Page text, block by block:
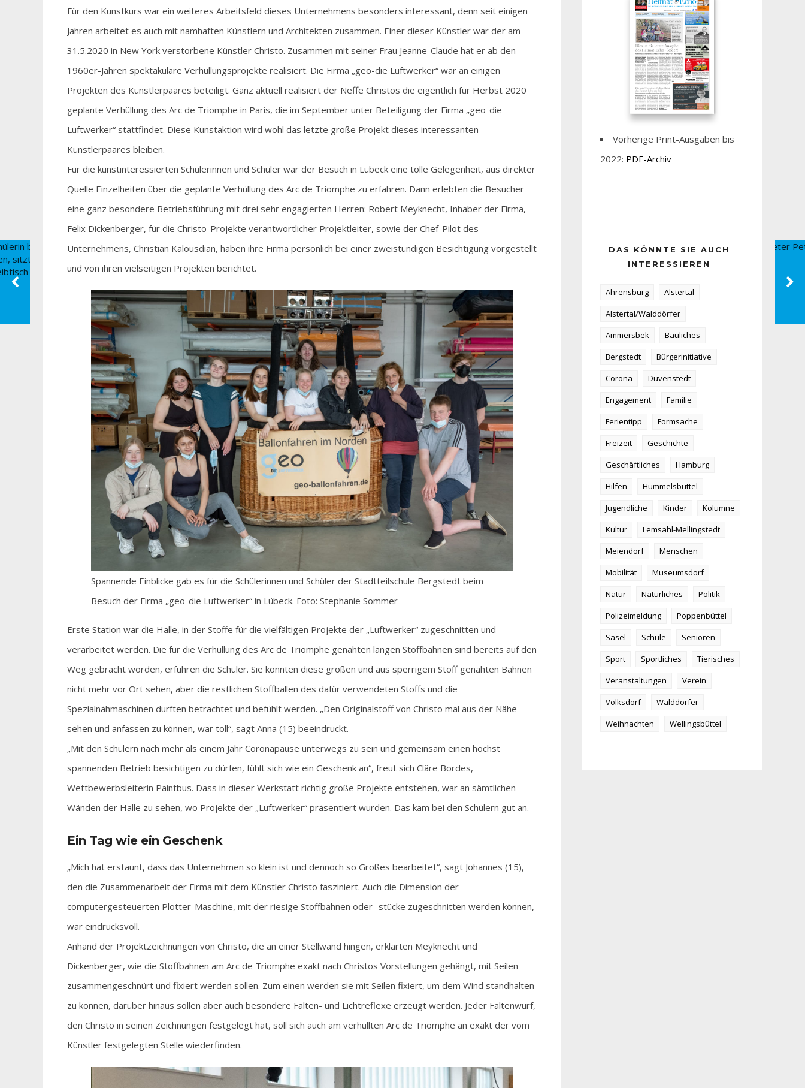
Für den Kunstkurs war ein weiteres Arbeitsfeld dieses Unternehmens besonders interessant, denn seit einigen
Jahren arbeitet es auch mit namhaften Künstlern und Architekten zusammen. Einer dieser Künstler war der am
31.5.2020 in New York verstorbene Künstler Christo. Zusammen mit seiner Frau Jeanne-Claude hat er ab den
1960er-Jahren spektakuläre Verhüllungsprojekte realisiert. Die Firma „geo-die Luftwerker“ war an einigen
Projekten des Künstlerpaares beteiligt. Ganz aktuell realisiert der Neffe Christos die eigentlich für Herbst 2020
geplante Verhüllung des Arc de Triomphe in Paris, die im September unter Beteiligung der Firma „geo-die
Luftwerker“ stattfindet. Diese Kunstaktion wird wohl das letzte große Projekt dieses interessanten
Künstlerpaares bleiben.
Für die kunstinteressierten Schülerinnen und Schüler war der Besuch in Lübeck eine tolle Gelegenheit, aus direkter
Quelle Einzelheiten über die geplante Verhüllung des Arc de Triomphe zu erfahren. Dann erlebten die Besucher
eine ganz besondere Betriebsführung mit drei sehr engagierten Herren: Robert Meyknecht, Inhaber der Firma,
Felix Dickenberger, für die Christo-Projekte verantwortlicher Projektleiter, sowie der Chef-Pilot des
Unternehmens, Christian Kalousdian, haben ihre Firma persönlich bei einer zweistündigen Besichtigung vorgestellt
und von ihren vielseitigen Projekten berichtet.
Spannende Einblicke gab es für die Schülerinnen und Schüler der Stadtteilschule Bergstedt beim
Besuch der Firma „geo-die Luftwerker“ in Lübeck. Foto: Stephanie Sommer
Erste Station war die Halle, in der Stoffe für die vielfältigen Projekte der „Luftwerker“ zugeschnitten und
verarbeitet werden. Die für die Verhüllung des Arc de Triomphe genähten langen Stoffbahnen sind bereits auf den
Weg gebracht worden, erfuhren die Schüler. Sie konnten diese großen und aus sperrigem Stoff genähten Bahnen
nicht mehr vor Ort sehen, aber die restlichen Stoffballen des dafür verwendeten Stoffs und die
Spezialnähmaschinen durften betrachtet und befühlt werden. „Den Originalstoff von Christo mal aus der Nähe
sehen und anfassen zu können, war toll“, sagt Anna (15) beeindruckt.
„Mit den Schülern nach mehr als einem Jahr Coronapause unterwegs zu sein und gemeinsam einen höchst
spannenden Betrieb besichtigen zu dürfen, fühlt sich wie ein Geschenk an“, freut sich Cläre Bordes,
Wettbewerbsleiterin Paintbus. Dass in dieser Werkstatt richtig große Projekte entstehen, war an sämtlichen
Wänden der Halle zu sehen, wo Projekte der „Luftwerker“ präsentiert wurden. Das kam bei den Schülern gut an.
Ein Tag wie ein Geschenk
„Mich hat erstaunt, dass das Unternehmen so klein ist und dennoch so Großes bearbeitet“, sagt Johannes (15),
den die Zusammenarbeit der Firma mit dem Künstler Christo fasziniert. Auch die Dimension der
computergesteuerten Plotter-Maschine, mit der riesige Stoffbahnen oder -stücke zugeschnitten werden können,
war eindrucksvoll.
Anhand der Projektzeichnungen von Christo, die an einer Stellwand hingen, erklärten Meyknecht und
Dickenberger, wie die Stoffbahnen am Arc de Triomphe exakt nach Christos Vorstellungen gehängt, mit Seilen
zusammengeschnürt und fixiert werden sollen. Zum einen werden sie mit Seilen fixiert, um dem Wind standhalten
zu können, darüber hinaus sollen aber auch besondere Falten- und Lichtreflexe erzeugt werden. Jeder Faltenwurf,
den Christo in seinen Zeichnungen festgelegt hat, soll sich auch am verhüllten Arc de Triomphe an exakt der vom
Künstler festgelegten Stelle wiederfinden.
Vorherige Print-Ausgaben bis
2022: PDF-Archiv
DAS KÖNNTE SIE AUCH
INTERESSIEREN
Ahrensburg
Alstertal
Alstertal/Walddörfer
Ammersbek
Bauliches
Bergstedt
Bürgerinitiative
Corona
Duvenstedt
Engagement
Familie
Ferientipp
Formsache
Freizeit
Geschichte
Geschäftliches
Hamburg
Hilfen
Hummelsbüttel
Jugendliche
Kinder
Kolumne
Kultur
Lemsahl-Mellingstedt
Meiendorf
Menschen
Mobilität
Museumsdorf
Natur
Natürliches
Politik
Polizeimeldung
Poppenbüttel
Sasel
Schule
Senioren
Sport
Sportliches
Tierisches
Veranstaltungen
Verein
Volksdorf
Walddörfer
Weihnachten
Wellingsbüttel